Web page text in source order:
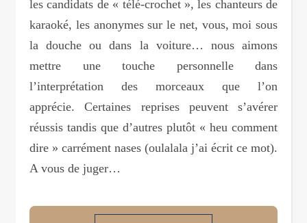
les candidats de « télé-crochet », les chanteurs de
karaoké, les anonymes sur le net, vous, moi sous
la douche ou dans la voiture… nous aimons
mettre une touche personnelle dans
l’interprétation des morceaux que l’on
apprécie. Certaines reprises peuvent s’avérer
réussis tandis que d’autres plutôt « heu comment
dire » carrément nases (oulalala j’ai écrit ce mot).
A vous de juger…